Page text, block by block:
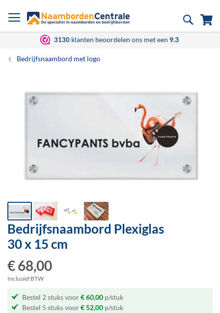
naar
Zoek
3130 klanten beoordelen ons met een 9.3
Bedrijfsnaambord met logo
Ga
naar
het
van
de
gallerij
Bedrijfsnaambord Plexiglas
30 x 15 cm
€ 68,00
Inclusief BTW
Bestel 2 stuks voor€ 60,00 p/stuk
Bestel 5 stuks voor€ 52,00 p/stuk